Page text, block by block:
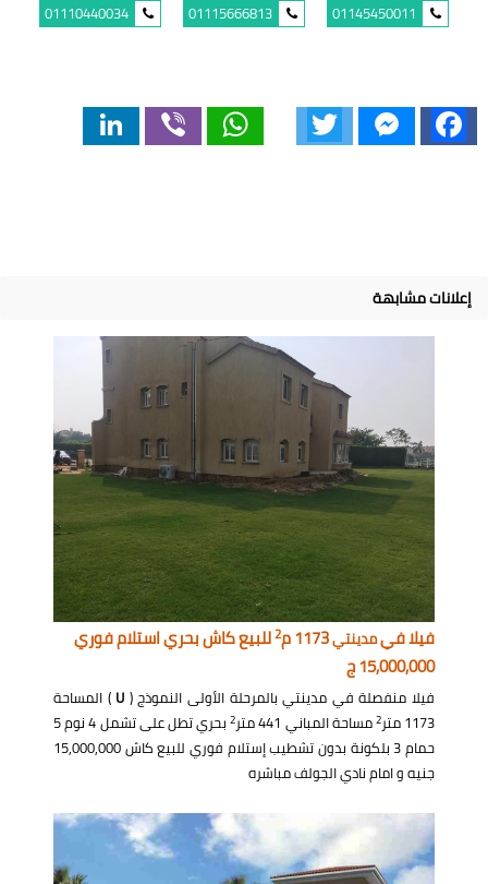
01145450011
01115666813
01110440034
Facebook
Messenger
Twitter
WhatsApp
Viber
LinkedIn
إعلانات مشابهة
فيلا فيمدينتي 2للبيع كاش بحري استلام فوري
15,000,000 ج
فيلا منفصلة في مدينتي بالمرحلة الأولى النموذج ( U ) المساحة
1173 متر
2مساحة المباني 441 متر 2
بحري تطل على تشمل 4 نوم 5
حمام 3 بلكونة بدون تشطيب إستلام فوري للبيع كاش 15,000,000
جنيه و امام نادي الجولف مباشره